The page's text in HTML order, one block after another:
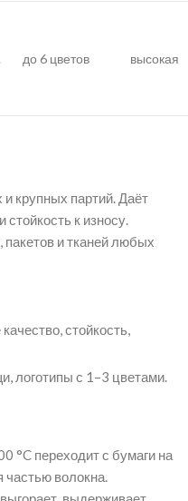
до 6 цветов высокая
крупных партий. Даёт
стойкость к износу.
пакетов и тканей любых
стойкость,
логотипы с 1–3 цветами.
°C переходит с бумаги на
частью волокна.